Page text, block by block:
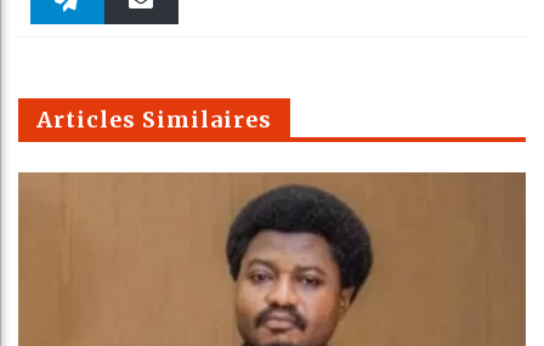
m
Articles Similaires